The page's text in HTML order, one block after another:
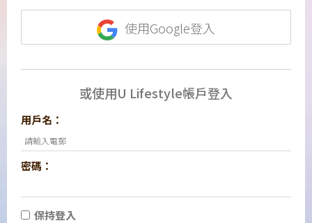
使用Google登入
或使用U Lifestyle帳戶登入
用戶名：
密碼：
保持登入